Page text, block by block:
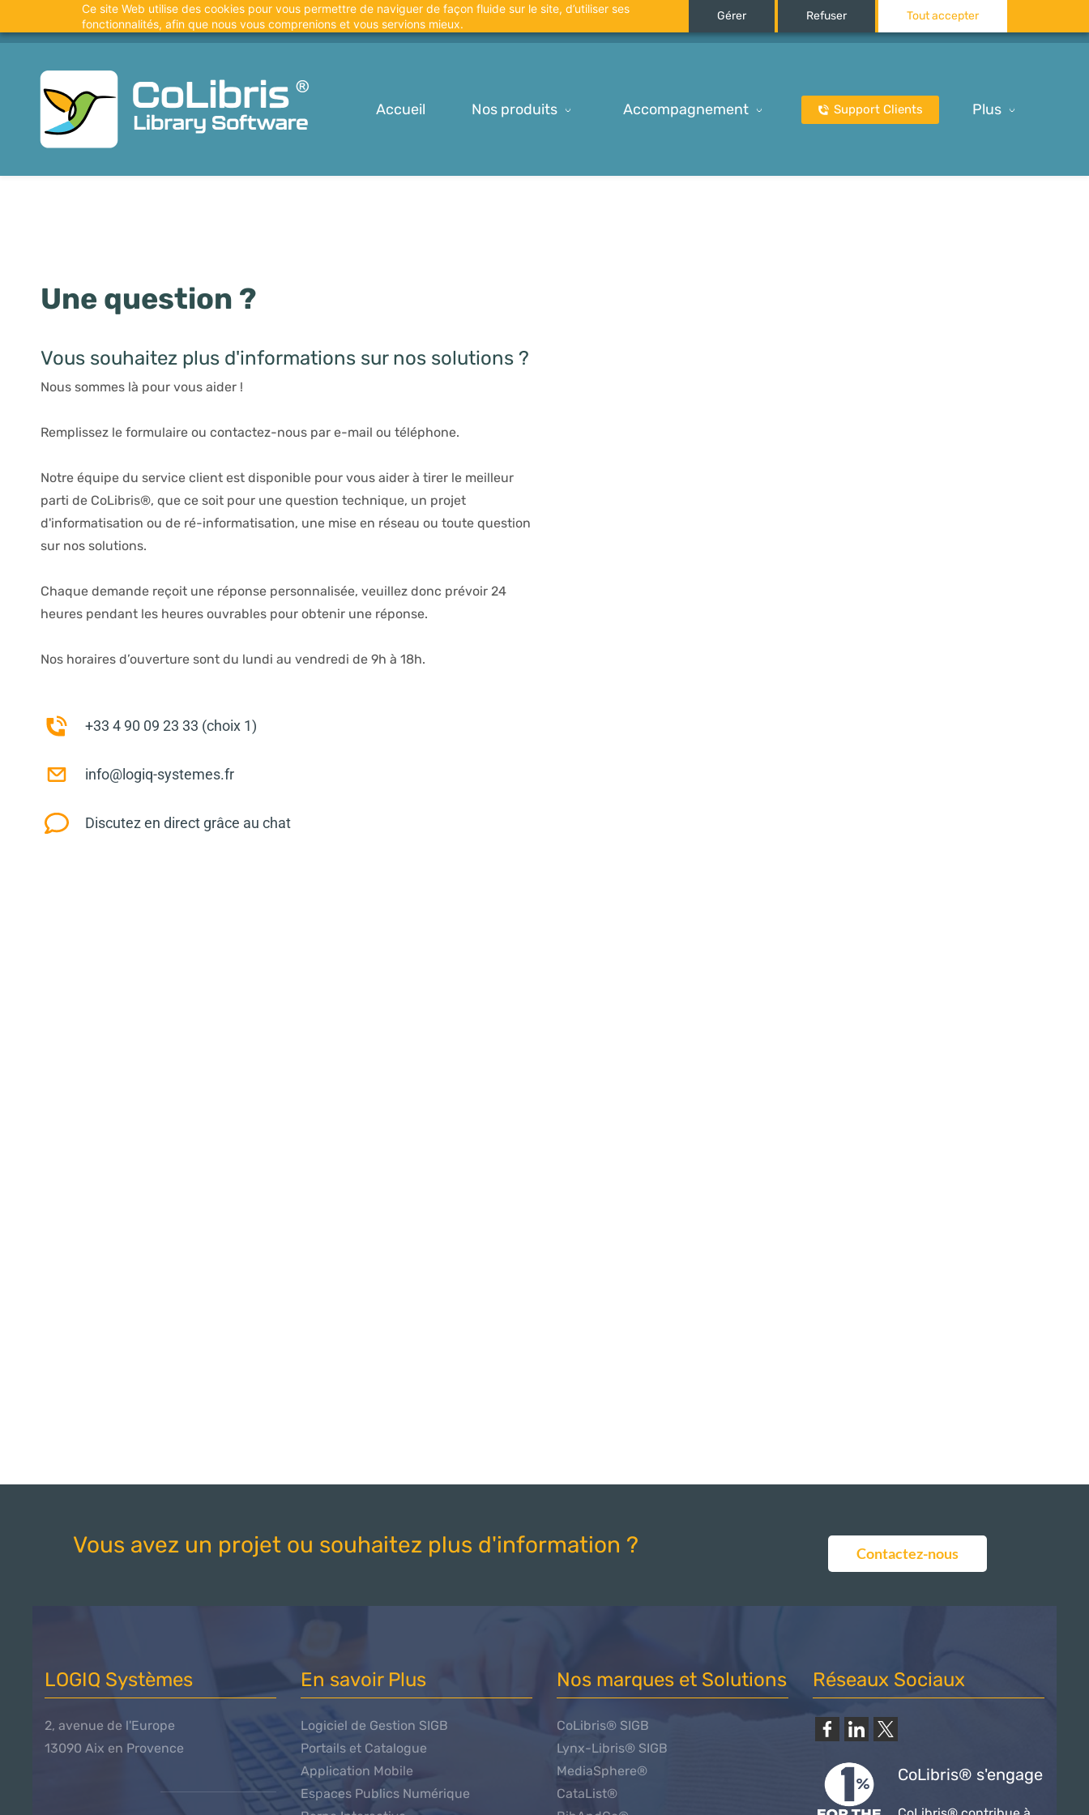
Ce site Web utilise des cookies pour vous permettre de naviguer de façon fluide sur le site, d’utiliser ses
fonctionnalités, afin que nous vous comprenions et vous servions mieux.
Gérer Refuser Tout accepter
au
info@logiq-systemes.fr +33 4 90 09 23 33
Accueil Nos produits Accompagnement Support Clients Plus
Une question ?
Vous souhaitez plus d'informations sur nos solutions ?
Nous sommes là pour vous aider !
Remplissez le formulaire ou contactez-nous par e-mail ou téléphone.
Notre équipe du service client est disponible pour vous aider à tirer le meilleur
parti de CoLibris®, que ce soit pour une question technique, un projet
d'informatisation ou de ré-informatisation, une mise en réseau ou toute question
sur nos solutions.
Chaque demande reçoit une réponse personnalisée, veuillez donc prévoir 24
heures pendant les heures ouvrables pour obtenir une réponse.
Nos horaires d’ouverture sont du lundi au vendredi de 9h à 18h.
+33 4 90 09 23 33 (choix 1)
info@logiq-systemes.fr
Discutez en direct grâce au chat
Vous avez un projet ou souhaitez plus d'information ? Contactez-nous
LOGIQ Systèmes
2, avenue de l'Europe
13090 Aix en Provence
En savoir Plus
Logiciel de Gestion SIGB
Portails et Catalogue
Application Mobile
Espaces Publics Numérique
Nos marques et Solutions
CoLibris® SIGB
Lynx-Libris® SIGB
MediaSphere®
CataList®
Réseaux Sociaux
CoLibris® s'engage